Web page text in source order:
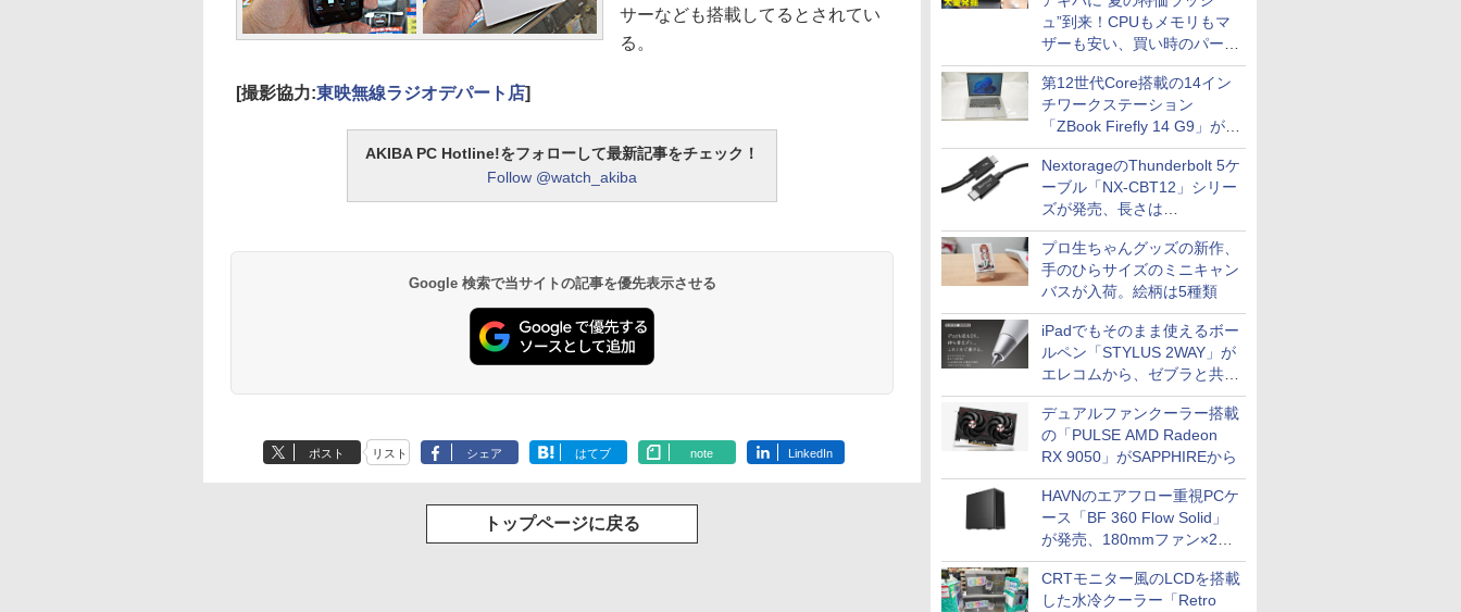
ュ”到来！CPUもメモリもマ
ザーも安い、買い時のパーツ
は？【8月7日(金)22時配信】
第12世代Core搭載の14イン
チワークステーション
「ZBook Firefly 14 G9」が
79,800円！秋葉原で中古PC
セール
NextorageのThunderbolt 5ケ
ーブル「NX-CBT12」シリー
ズが発売、長さは
30cm/50cm/1mの3種類
プロ生ちゃんグッズの新作、
手のひらサイズのミニキャン
バスが入荷。絵柄は5種類
iPadでもそのまま使えるボー
ルペン「STYLUS 2WAY」が
エレコムから、ゼブラと共同
開発
デュアルファンクーラー搭載
の「PULSE AMD Radeon
RX 9050」がSAPPHIREから
HAVNのエアフロー重視PCケ
ース「BF 360 Flow Solid」
が発売、180mmファン×2搭
載
CRTモニター風のLCDを搭載
した水冷クーラー「Retro
サーなども搭載してるとされてい
る。
[撮影協力:東映無線ラジオデパート店]
AKIBA PC Hotline!をフォローして最新記事をチェック！
Follow @watch_akiba
Google 検索で当サイトの記事を優先表示させる
ポスト リスト シェア はてブ note LinkedIn
トップページに戻る